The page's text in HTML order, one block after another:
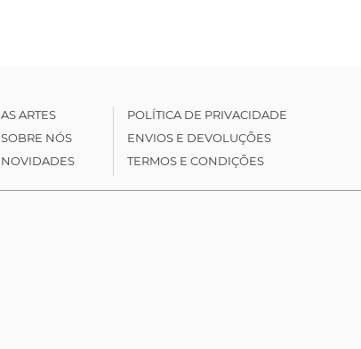
AS ARTES
SOBRE NÓS
NOVIDADES
POLÍTICA DE PRIVACIDADE
ENVIOS E DEVOLUÇÕES
TERMOS E CONDIÇÕES